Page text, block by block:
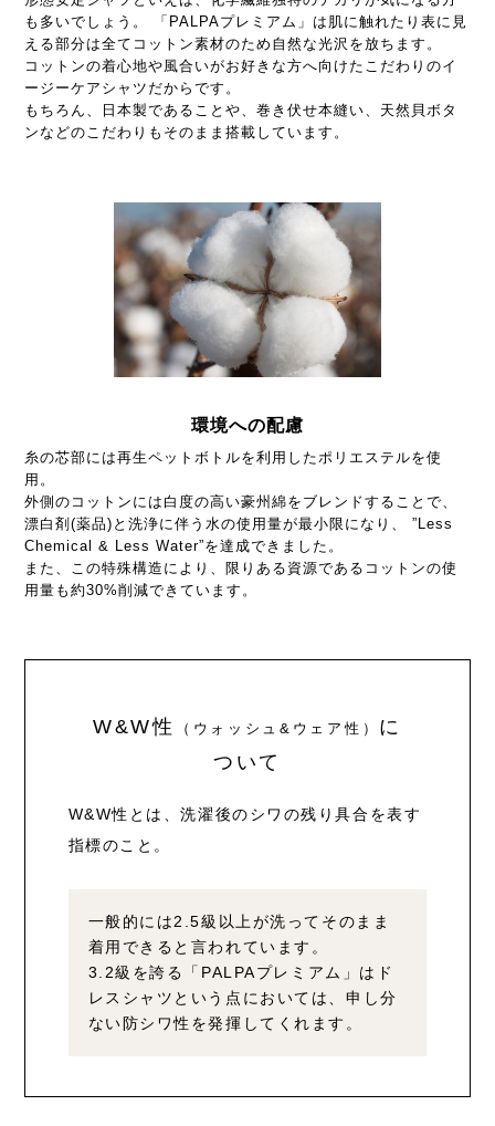
も多いでしょう。 「PALPAプレミアム」は肌に触れたり表に見
える部分は全てコットン素材のため自然な光沢を放ちます。
コットンの着心地や風合いがお好きな方へ向けたこだわりのイ
ージーケアシャツだからです。
もちろん、日本製であることや、巻き伏せ本縫い、天然貝ボタ
ンなどのこだわりもそのまま搭載しています。
環境への配慮
糸の芯部には再生ペットボトルを利用したポリエステルを使
用。
外側のコットンには白度の高い豪州綿をブレンドすることで、
漂白剤(薬品)と洗浄に伴う水の使用量が最小限になり、 ”Less
Chemical & Less Water”を達成できました。
また、この特殊構造により、限りある資源であるコットンの使
用量も約30%削減できています。
W&W性 （ウォッシュ&ウェア性） に
ついて
W&W性とは、洗濯後のシワの残り具合を表す
指標のこと。
一般的には2.5級以上が洗ってそのまま
着用できると言われています。
3.2級を誇る「PALPAプレミアム」はド
レスシャツという点においては、 申し分
ない防シワ性を発揮してくれます。